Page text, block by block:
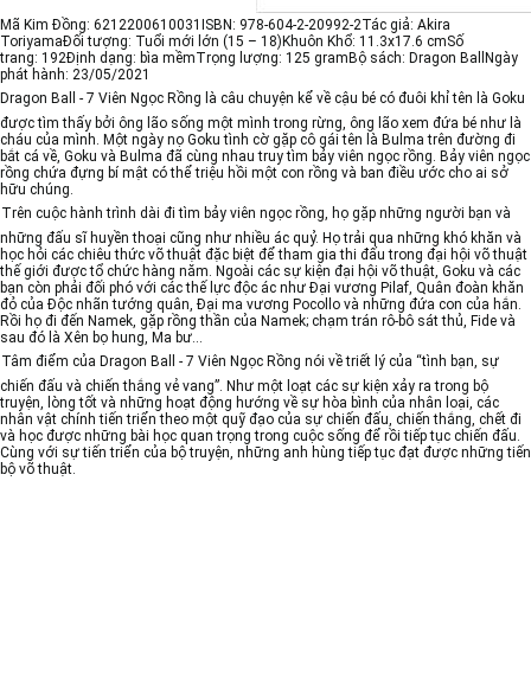
Mã Kim Đồng: 6212200610031 ISBN: 978-604-2-20992-2Tác giả: Akira
ToriyamaĐối tượng: Tuổi mới lớn (15 – 18) Khuôn Khổ: 11.3x17.6 cmSố
trang: 192Định dạng: bìa mềmTrọng lượng: 125 gram Bộ sách: Dragon Ball
Ngày
phát hành: 23/05/2021
Dragon Ball - 7 Viên Ngọc Rồng là câu chuyện kể về cậu bé có đuôi khỉ tên là Goku
được tìm thấy bởi ông lão sống một mình trong rừng, ông lão xem đứa bé như là
cháu của mình. Một ngày nọ Goku tình cờ gặp cô gái tên là Bulma trên đường đi
bắt cá về, Goku và Bulma đã cùng nhau truy tìm bảy viên ngọc rồng. Bảy viên ngọc
rồng chứa đựng bí mật có thể triệu hồi một con rồng và ban điều ước cho ai sở
hữu chúng.
Trên cuộc hành trình dài đi tìm bảy viên ngọc rồng, họ gặp những người bạn và
những đấu sĩ huyền thoại cũng như nhiều ác quỷ. Họ trải qua những khó khăn và
học hỏi các chiêu thức võ thuật đặc biệt để tham gia thi đấu trong đại hội võ thuật
thế giới được tổ chức hàng năm. Ngoài các sự kiện đại hội võ thuật, Goku và các
bạn còn phải đối phó với các thế lực độc ác như Đại vương Pilaf, Quân đoàn khăn
đỏ của Độc nhãn tướng quân, Đại ma vương Pocollo và những đứa con của hắn.
Rồi họ đi đến Namek, gặp rồng thần của Namek; chạm trán rô-bô sát thủ, Fide và
sau đó là Xên bọ hung, Ma bư…
Tâm điểm của Dragon Ball - 7 Viên Ngọc Rồng nói về triết lý của “tình bạn, sự
chiến đấu và chiến thắng vẻ vang”. Như một loạt các sự kiện xảy ra trong bộ
truyện, lòng tốt và những hoạt động hướng về sự hòa bình của nhân loại, các
nhân vật chính tiến triển theo một quỹ đạo của sự chiến đấu, chiến thắng, chết đi
và học được những bài học quan trọng trong cuộc sống để rồi tiếp tục chiến đấu.
Cùng với sự tiến triển của bộ truyện, những anh hùng tiếp tục đạt được những tiến
bộ võ thuật.